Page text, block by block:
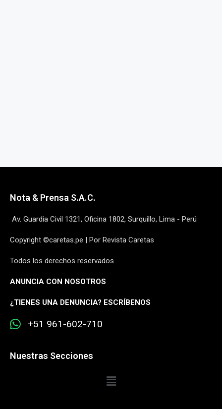
Nota & Prensa S.A.C.
Av. Guardia Civil 1321, Oficina 1802, Surquillo, Lima - Perú
Copyright ©caretas.pe | Por Revista Caretas
Todos los derechos reservados
ANUNCIA CON NOSOTROS
¿TIENES UNA DENUNCIA? ESCRÍBENOS
+51 961-602-710
Nuestras Secciones